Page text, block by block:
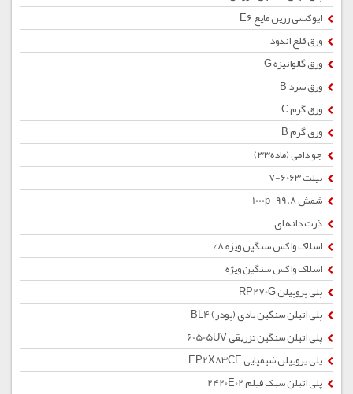
اپوکسی رزین مایع E6
ورق قلع اندود
ورق گالوانیزه G
ورق سرد B
ورق گرم C
ورق گرم B
جو دامی (ماده33)
بیلت 6063-7
شمش 1000p-99.8
ذرت دانه ای
اسلاک واکس سنگین ویژه 8%
اسلاک واکس سنگین ویژه
پلی پروپیلن RP270G
پلی اتیلن سنگین بادی (پودر) BL4
پلی اتیلن سنگین تزریقی 60505UV
پلی پروپیلن شیمیایی EP2X83CE
پلی اتیلن سبک فیلم 2420E02